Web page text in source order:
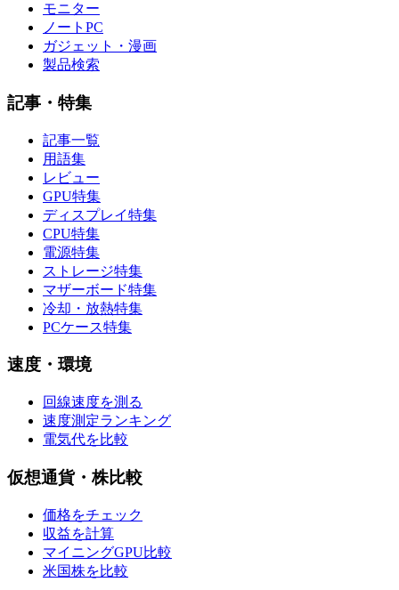
モニター
ノートPC
ガジェット・漫画
製品検索
記事・特集
記事一覧
用語集
レビュー
GPU特集
ディスプレイ特集
CPU特集
電源特集
ストレージ特集
マザーボード特集
冷却・放熱特集
PCケース特集
速度・環境
回線速度を測る
速度測定ランキング
電気代を比較
仮想通貨・株比較
価格をチェック
収益を計算
マイニングGPU比較
米国株を比較